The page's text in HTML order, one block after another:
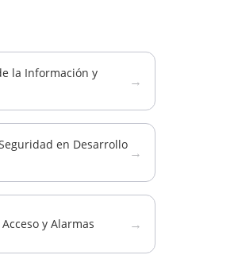
la Información y
→
en Desarrollo →
y Alarmas →